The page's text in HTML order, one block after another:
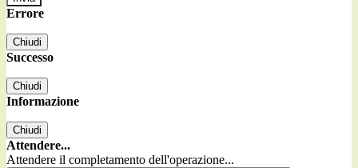
Errore
Chiudi
Successo
Chiudi
Informazione
Chiudi
Attendere...
Attendere il completamento dell'operazione...